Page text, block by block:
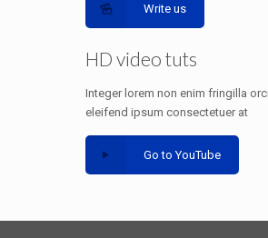
Write us
HD video tuts
Integer lorem non enim fringilla
eleifend ipsum consectetuer at
Go to YouTube